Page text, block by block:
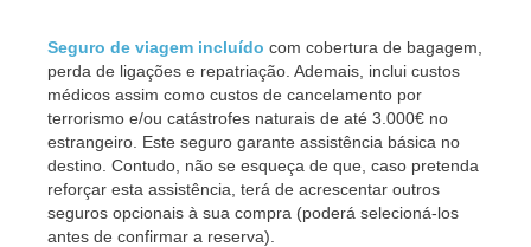
Seguro de viagem incluído com cobertura de bagagem,
perda de ligações e repatriação. Ademais, inclui custos
médicos assim como custos de cancelamento por
terrorismo e/ou catástrofes naturais de até 3.000€ no
estrangeiro. Este seguro garante assistência básica no
destino. Contudo, não se esqueça de que, caso pretenda
reforçar esta assistência, terá de acrescentar outros
seguros opcionais à sua compra (poderá selecioná-los
antes de confirmar a reserva).